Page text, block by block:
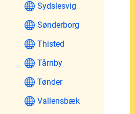
Sydslesvig
Sønderborg
Thisted
Tårnby
Tønder
Vallensbæk